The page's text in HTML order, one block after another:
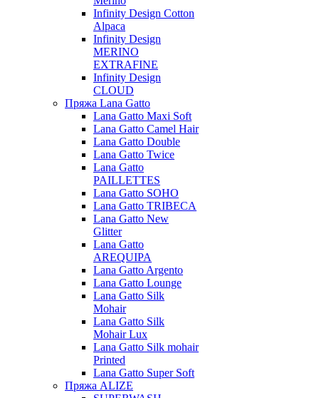
Infinity Design Cotton
Alpaca
Infinity Design
MERINO
EXTRAFINE
Infinity Design
CLOUD
Пряжа Lana Gatto
Lana Gatto Maxi Soft
Lana Gatto Camel Hair
Lana Gatto Double
Lana Gatto Twice
Lana Gatto
PAILLETTES
Lana Gatto SOHO
Lana Gatto TRIBECA
Lana Gatto New
Glitter
Lana Gatto
AREQUIPA
Lana Gatto Argento
Lana Gatto Lounge
Lana Gatto Silk
Mohair
Lana Gatto Silk
Mohair Lux
Lana Gatto Silk mohair
Printed
Lana Gatto Super Soft
Пряжа ALIZE